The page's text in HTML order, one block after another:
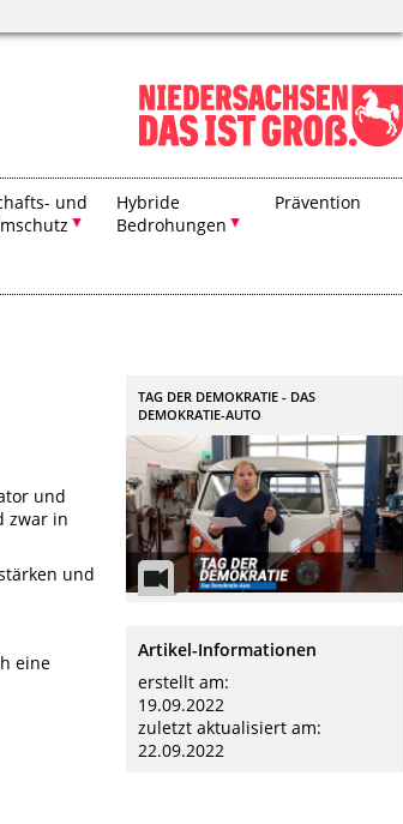
und
Hybride
Bedrohungen
Prävention
und
zwar in
und
eine
TAG DER DEMOKRATIE - DAS
DEMOKRATIE-AUTO
Artikel-Informationen
erstellt am:
19.09.2022
zuletzt aktualisiert am:
22.09.2022